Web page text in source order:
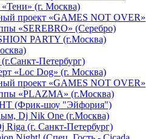
(г. Москва)
проект «GAMES NOT OVER»
«SEREBRO» (Серебро)
PARTY (г.Москва)
Петербург)
«Loc Dog» (г. Москва)
проект «GAMES NOT OVER»
«PLAZMA» (г.Москва)
(Фрик-шоу "Эйфория")
Dj Nik One (г.Москва)
(г. Санкт-Петербург)